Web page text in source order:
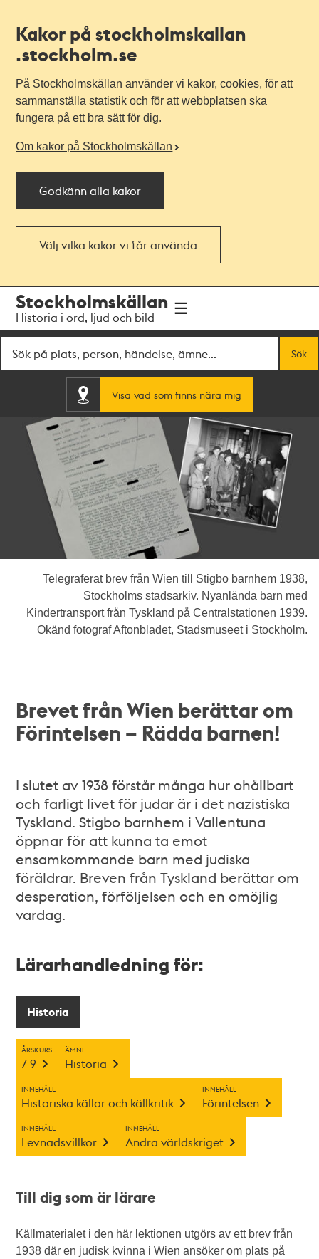
Kakor på stockholmskallan
.stockholm.se
På Stockholmskällan använder vi kakor, cookies, för att
sammanställa statistik och för att webbplatsen ska
fungera på ett bra sätt för dig.
Om kakor på Stockholmskällan
Godkänn alla kakor
Välj vilka kakor vi får använda
navigationen
huvudinnehållet
Stockholmskällan
Historia i ord, ljud och bild
Sök
Visa vad som finns nära mig
Telegraferat brev från Wien till Stigbo barnhem 1938,
Stockholms stadsarkiv. Nyanlända barn med
Kindertransport från Tyskland på Centralstationen 1939.
Okänd fotograf Aftonbladet, Stadsmuseet i Stockholm.
Brevet från Wien berättar om
Förintelsen – Rädda barnen!
I slutet av 1938 förstår många hur ohållbart
och farligt livet för judar är i det nazistiska
Tyskland. Stigbo barnhem i Vallentuna
öppnar för att kunna ta emot
ensamkommande barn med judiska
föräldrar. Breven från Tyskland berättar om
desperation, förföljelsen och en omöjlig
vardag.
Lärarhandledning för:
Historia
ÅRSKURS
7-9
ÄMNE
Historia
INNEHÅLL
Historiska källor och källkritik
INNEHÅLL
Förintelsen
INNEHÅLL
Levnadsvillkor
INNEHÅLL
Andra världskriget
Till dig som är lärare
Källmaterialet i den här lektionen utgörs av ett brev från
1938 där en judisk kvinna i Wien ansöker om plats på